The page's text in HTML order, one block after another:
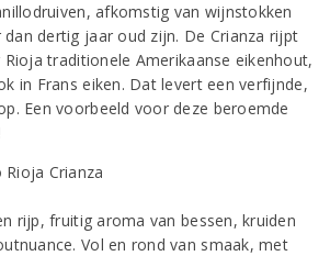
afkomstig van wijnstokken
dertig jaar oud zijn. De Crianza rijpt
traditionele Amerikaanse eikenhout,
in Frans eiken. Dat levert een verfijnde,
Een voorbeeld voor deze beroemde
rijp, fruitig aroma van bessen, kruiden
Vol en rond van smaak, met